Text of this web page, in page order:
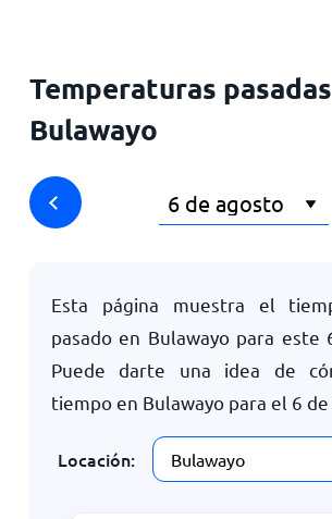
Temperaturas
Bulawayo
Esta página muestra el
pasado en Bulawayo para este
Puede darte una idea de
tiempo en Bulawayo para el 6
Locación: